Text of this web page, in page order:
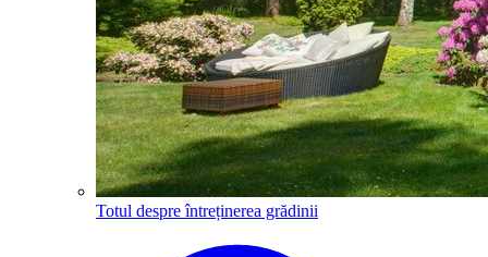
Totul despre întreținerea grădinii